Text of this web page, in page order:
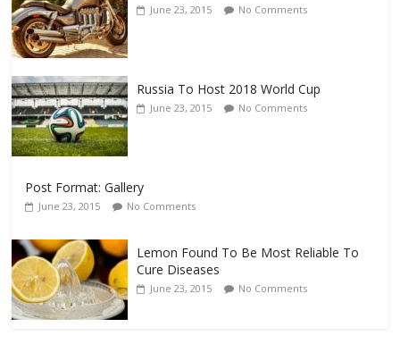
June 23, 2015 No Comments
Russia To Host 2018 World Cup
June 23, 2015 No Comments
Post Format: Gallery
June 23, 2015 No Comments
Lemon Found To Be Most Reliable To
Cure Diseases
June 23, 2015 No Comments